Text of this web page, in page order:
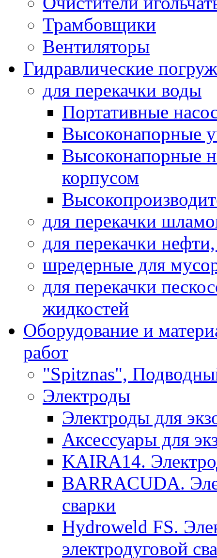
Трамбовщики
Вентиляторы
Гидравлические
для перекачки воды
Портативные
Высоконапорные
Высоконапорные
корпусом
для перекачки
для перекачки
шредерные для
для перекачки
жидкостей
Оборудование и
работ
"Spitznas",
Электроды
Электроды для
Аксессуары для
KAIRA14.
BARRACUDA.
сварки
Hydroweld FS.
электродуговой